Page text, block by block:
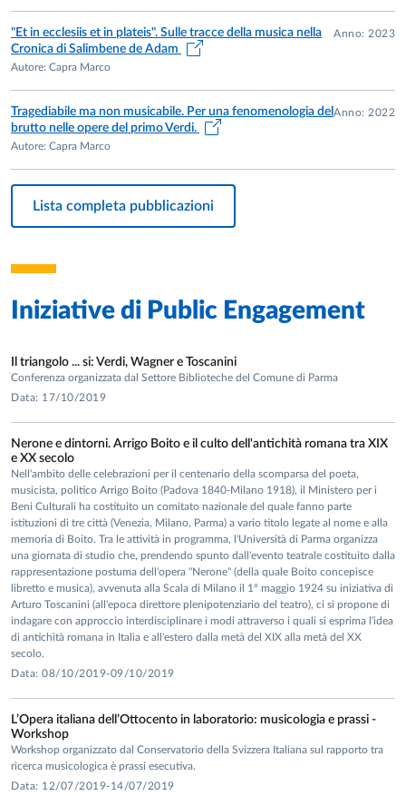
”L’arco voltaico non acceca la luna?”, inLa realizzazione scenica
dello spettacolo verdiano, 1997;“Effekt, nicht als Effekt”.
Aspekte der Rezeption der Opern Verdis im Italien des 19.
inVerdi 2001, 2003;Verdi in prima pagina. Nascita, sviluppo e
affermazione della figura di Verdi nella stampa italiana dal XIX
al XXI secolo, 2014).
"Et in ecclesiis et in plateis". Sulle tracce della musica nella
Cronica di Salimbene de Adam
Autore: Capra Marco
Anno: 2023
Tragediabile ma non musicabile. Per una fenomenologia del
brutto nelle opere del primo Verdi.
Autore: Capra Marco
Anno: 2022
Lista completa pubblicazioni
Iniziative di Public Engagement
Il triangolo ... si: Verdi, Wagner e Toscanini
Conferenza organizzata dal Settore Biblioteche del Comune di Parma
Data: 17/10/2019
Nerone e dintorni. Arrigo Boito e il culto dell'antichità romana tra XIX
e XX secolo
Nell'ambito delle celebrazioni per il centenario della scomparsa del poeta,
musicista, politico Arrigo Boito (Padova 1840-Milano 1918), il Ministero per i
Beni Culturali ha costituito un comitato nazionale del quale fanno parte
istituzioni di tre città (Venezia, Milano, Parma) a vario titolo legate al nome e alla
memoria di Boito. Tra le attività in programma, l'Università di Parma organizza
una giornata di studio che, prendendo spunto dall'evento teatrale costituito dalla
rappresentazione postuma dell'opera "Nerone" (della quale Boito concepisce
libretto e musica), avvenuta alla Scala di Milano il 1° maggio 1924 su iniziativa di
Arturo Toscanini (all'epoca direttore plenipotenziario del teatro), ci si propone di
indagare con approccio interdisciplinare i modi attraverso i quali si esprima l'idea
di antichità romana in Italia e all'estero dalla metà del XIX alla metà del XX
secolo.
Data: 08/10/2019-09/10/2019
L’Opera italiana dell’Ottocento in laboratorio: musicologia e prassi -
Workshop
Workshop organizzato dal Conservatorio della Svizzera Italiana sul rapporto tra
ricerca musicologica è prassi esecutiva.
Data: 12/07/2019-14/07/2019